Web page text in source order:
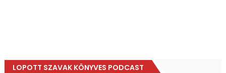
LOPOTT SZAVAK KÖNYVES PODCAST